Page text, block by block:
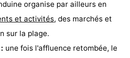
organise par ailleurs en
et activités, des marchés et
sur la plage.
une fois l'affluence retombée, le